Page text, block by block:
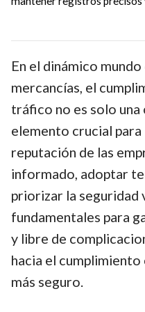
En el dinámico
mercancías, el
tráfico no es solo una
elemento crucial
reputación de las
informado, adoptar
priorizar la seguridad
fundamentales para
y libre de
hacia el cumplimiento
más seguro.